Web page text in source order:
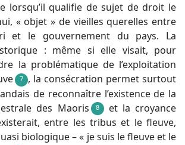
lorsqu’il qualifie de sujet de droit le
« objet » de vieilles querelles entre
et le gouvernement du pays. La
: même si elle visait, pour
la problématique de l’exploitation
7 , la consécration permet surtout
de reconnaître l’existence de la
des Maoris
8 et la croyance
entre les tribus et le fleuve,
biologique – « je suis le fleuve et le